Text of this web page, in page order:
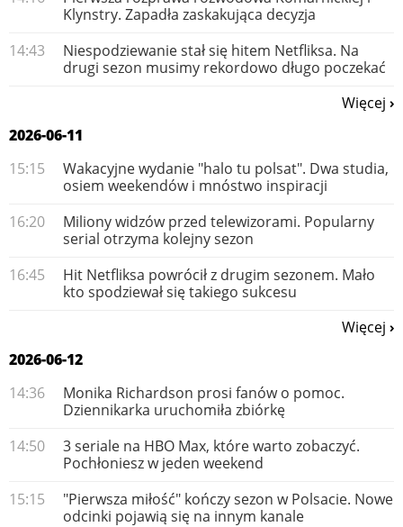
Klynstry. Zapadła zaskakująca decyzja
14:43
Niespodziewanie stał się hitem Netfliksa. Na
drugi sezon musimy rekordowo długo poczekać
Więcej
2026-06-11
15:15
Wakacyjne wydanie "halo tu polsat". Dwa studia,
osiem weekendów i mnóstwo inspiracji
16:20
Miliony widzów przed telewizorami. Popularny
serial otrzyma kolejny sezon
16:45
Hit Netfliksa powrócił z drugim sezonem. Mało
kto spodziewał się takiego sukcesu
Więcej
2026-06-12
14:36
Monika Richardson prosi fanów o pomoc.
Dziennikarka uruchomiła zbiórkę
14:50
3 seriale na HBO Max, które warto zobaczyć.
Pochłoniesz w jeden weekend
15:15
"Pierwsza miłość" kończy sezon w Polsacie. Nowe
odcinki pojawią się na innym kanale